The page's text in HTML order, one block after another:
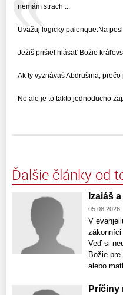
nemám strach ...
Uvažuj logicky palenque.Na
Ježiš prišiel hlásať Božie
Ak ty vyznávaš Abdrušina, prečo
No ale je to takto jednoducho
Ďalšie články od
Izaiáš
05.08.2026
V
zákonníci
Veď si
Božie
alebo
Príčiny